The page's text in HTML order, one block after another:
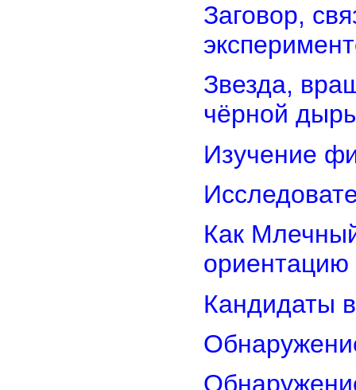
Заговор,
Звезда,
чёрной
Изучение
Как
ориентацию
Кандидаты